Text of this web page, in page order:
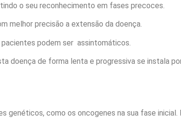
o seu reconhecimento em fases precoces.
melhor precisão a extensão da doença.
podem ser assintomáticos.
doença de forma lenta e progressiva se instala
genéticos, como os oncogenes na sua fase